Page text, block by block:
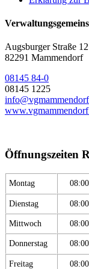
Augsburger Straße 12
82291 Mammendorf
08145 84-0
08145 1225
Öffnungszeiten
Montag
Dienstag
Mittwoch
Donnerstag
Freitag